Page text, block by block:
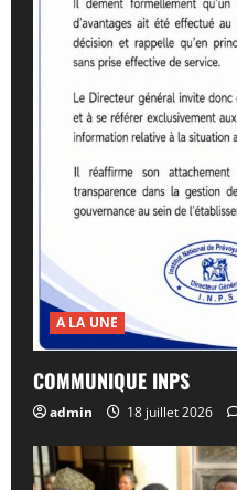
A LA UNE
COMMUNIQUE INPS
admin 18 juillet 2026